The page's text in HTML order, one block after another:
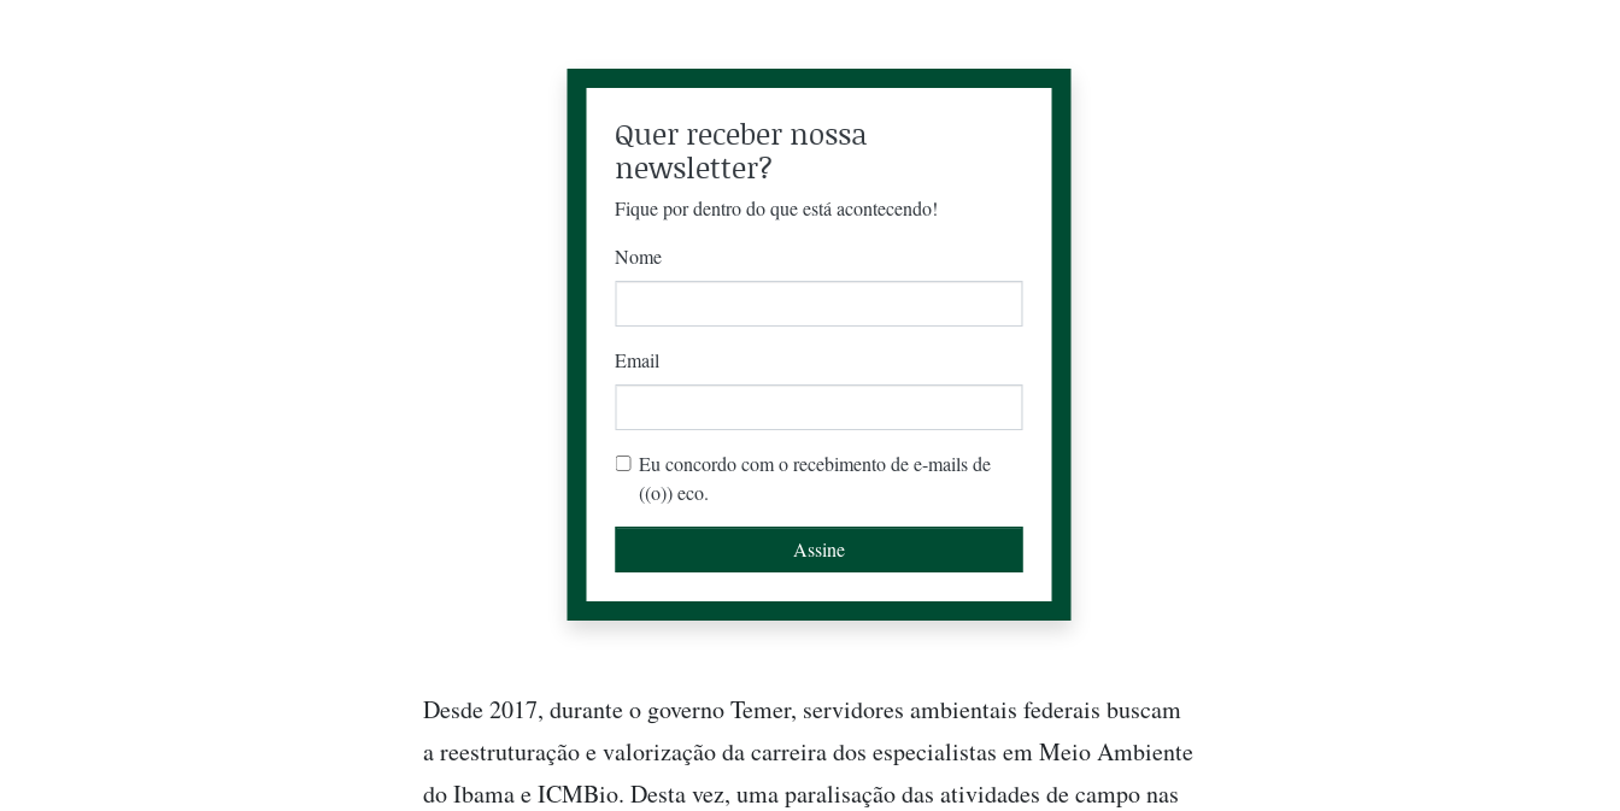
Quer receber nossa
newsletter?
Fique por dentro do que está acontecendo!
Nome
Email
Eu concordo com o recebimento de e-mails de
((o)) eco.
Desde 2017, durante o governo Temer, servidores ambientais federais buscam
a reestruturação e valorização da carreira dos especialistas em Meio Ambiente
do Ibama e ICMBio. Desta vez, uma paralisação das atividades de campo nas